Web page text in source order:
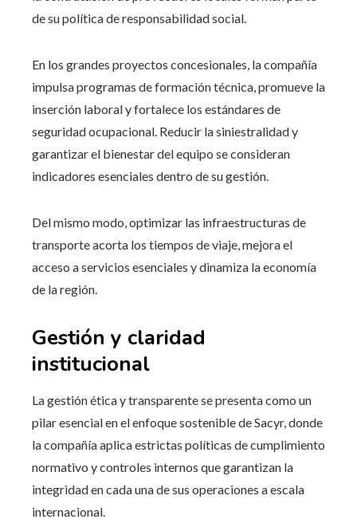
de su política de responsabilidad social.
En los grandes proyectos concesionales, la compañía
impulsa programas de formación técnica, promueve la
inserción laboral y fortalece los estándares de
seguridad ocupacional. Reducir la siniestralidad y
garantizar el bienestar del equipo se consideran
indicadores esenciales dentro de su gestión.
Del mismo modo, optimizar las infraestructuras de
transporte acorta los tiempos de viaje, mejora el
acceso a servicios esenciales y dinamiza la economía
de la región.
Gestión y claridad
institucional
La gestión ética y transparente se presenta como un
pilar esencial en el enfoque sostenible de Sacyr, donde
la compañía aplica estrictas políticas de cumplimiento
normativo y controles internos que garantizan la
integridad en cada una de sus operaciones a escala
internacional.